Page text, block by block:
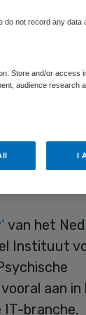
van
het
van het
Instituut
aan in
IT-branche.
do not record any data
Store and/or access
audience research
I